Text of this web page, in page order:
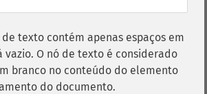
texto contém apenas espaços em
vazio. O nó de texto é considerado
branco no conteúdo do elemento
do documento.